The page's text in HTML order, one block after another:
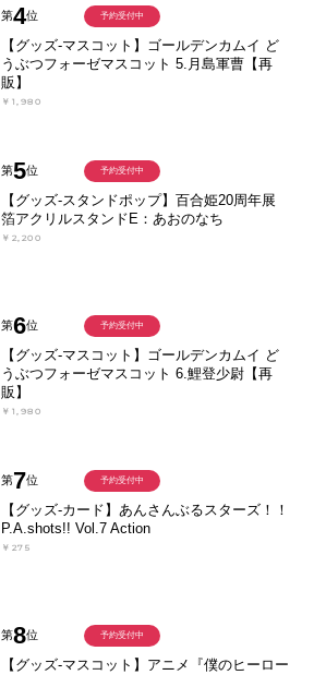
第4位
【グッズ-マスコット】ゴールデンカムイ ど
うぶつフォーゼマスコット 5.月島軍曹【再
販】
￥1,980
予約受付中
第5位
【グッズ-スタンドポップ】百合姫20周年展
箔アクリルスタンドE：あおのなち
￥2,200
予約受付中
第6位
【グッズ-マスコット】ゴールデンカムイ ど
うぶつフォーゼマスコット 6.鯉登少尉【再
販】
￥1,980
予約受付中
第7位
【グッズ-カード】あんさんぶるスターズ！！
P.A.shots!! Vol.7 Action
￥275
予約受付中
第8位
【グッズ-マスコット】アニメ『僕のヒーロー
予約受付中